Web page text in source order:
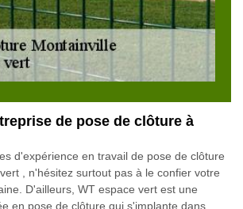
de pose de clôture à
d'expérience en travail de pose de clôture
, n'hésitez surtout pas à le confier votre
D'ailleurs, WT espace vert est une
en pose de clôture qui s'implante dans